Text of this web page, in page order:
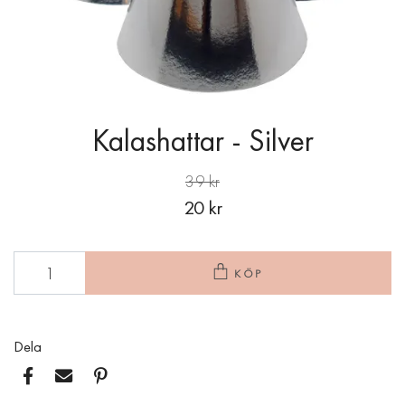
Kalashattar - Silver
39 kr
20 kr
KÖP
Dela